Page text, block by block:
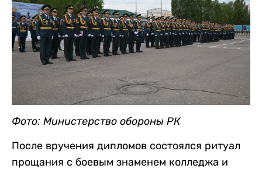
Фото: Министерство обороны РК
После вручения дипломов состоялся ритуал
прощания с боевым знаменем колледжа и